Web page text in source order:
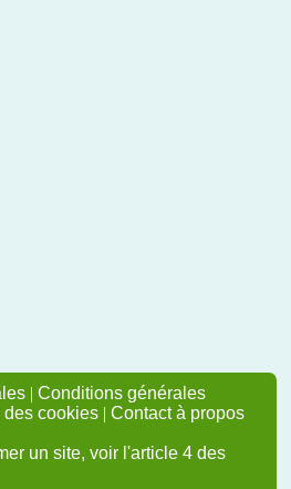
| Conditions générales
cookies | Contact à propos
un site, voir l'article 4 des